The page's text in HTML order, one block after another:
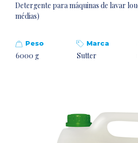
Detergente para máquinas de lavar
médias)
Peso
6000 g
Marca
Sutter